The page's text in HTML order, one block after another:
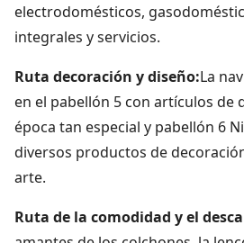
electrodomésticos,
integrales y servicios.
Ruta decoración y diseño:La
en el pabellón 5 con artículos de
época tan especial y pabellón 6
diversos productos de
arte.
Ruta de la comodidad y el